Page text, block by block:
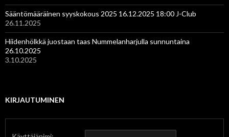
Sääntömääräinen syyskokous 2025 16.12.2025 18:00 J-Club
26.11.2025
Hiidenhölkkä juostaan taas Nummelanharjulla sunnuntaina
26.10.2025
3.10.2025
KIRJAUTUMINEN